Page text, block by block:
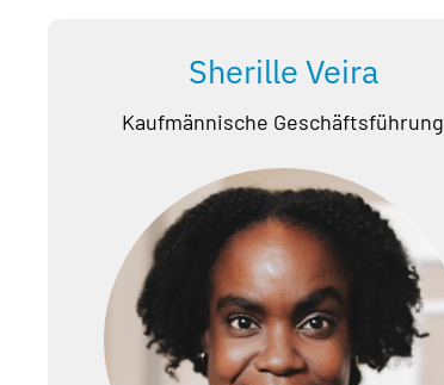
Sherille Veira
Kaufmännische Geschäftsführung